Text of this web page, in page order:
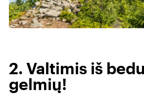
2. Valtimis iš
gelmių!